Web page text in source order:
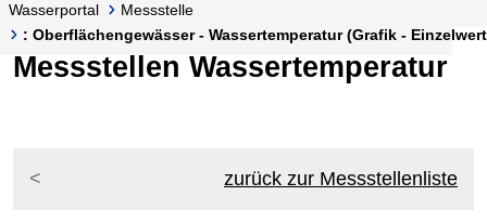
Wasserportal
Messstelle
: Oberflächengewässer - Wassertemperatur (Grafik -
Messstellen Wassertemperatur
zurück zur Messstellenliste